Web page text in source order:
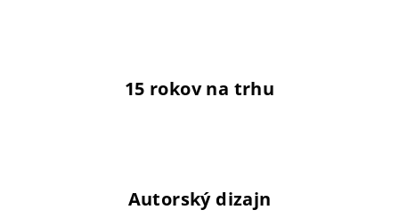
15 rokov na trhu
Autorský dizajn